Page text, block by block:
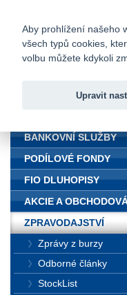
Fio
BANKOVNÍ SLUŽBY
PODÍLOVÉ FONDY
FIO DLUHOPISY
AKCIE A
ZPRAVODAJSTVÍ
Zprávy z burzy
Odborné články
StockList
Aby prohlížení našeho
všech typů cookies,
volbu můžete kdykoli
Upravit